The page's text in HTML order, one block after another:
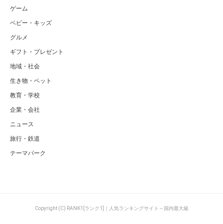
ゲーム
ベビー・キッズ
グルメ
ギフト・プレゼント
地域・社会
生き物・ペット
教育・学校
企業・会社
ニュース
旅行・鉄道
テーマパーク
Copyright (C) RANK1[ランク1]｜人気ランキングサイト～国内最大級